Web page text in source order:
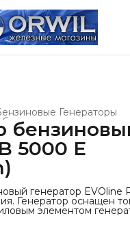
Генераторы
и техника
5000 E
генератор EVOline
Генератор оснащен
элементом
9 л.с. Также